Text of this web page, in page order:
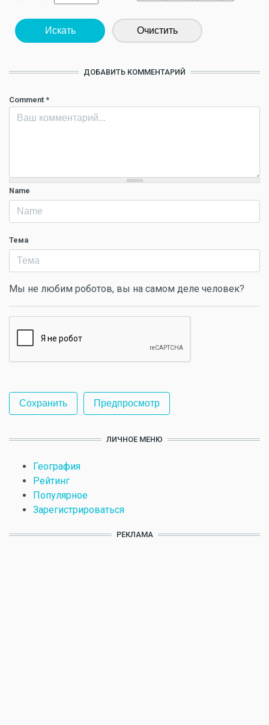
Искать Очистить
ДОБАВИТЬ КОММЕНТАРИЙ
Comment *
Name
Тема
Мы не любим роботов, вы на самом деле человек?
ЛИЧНОЕ МЕНЮ
География
Рейтинг
Популярное
Зарегистрироваться
РЕКЛАМА